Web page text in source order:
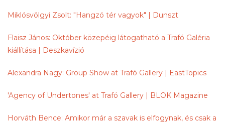
Miklósvölgyi Zsolt: "Hangzó tér vagyok" | Dunszt
Flaisz János: Október közepéig látogatható a Trafó Galéria
kiállítása | Deszkavízió
Alexandra Nagy: Group Show at Trafó Gallery | EastTopics
'Agency of Undertones' at Trafó Gallery | BLOK Magazine
Horváth Bence: Amikor már a szavak is elfogynak, és csak a